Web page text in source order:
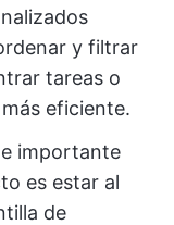
y filtrar
tareas o
eficiente.
importante
es estar al
de